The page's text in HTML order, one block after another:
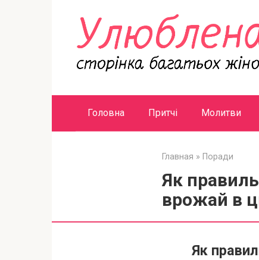
Головна Притчі Молитви
Главная » Поради
Як
врожай в
Як